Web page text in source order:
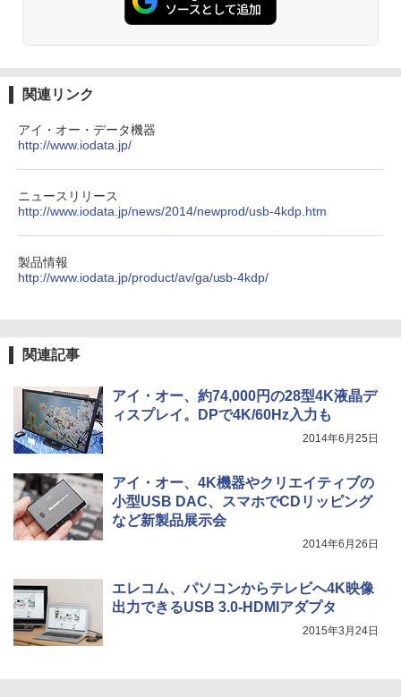
関連リンク
アイ・オー・データ機器
http://www.iodata.jp/
ニュースリリース
http://www.iodata.jp/news/2014/newprod/usb-4kdp.htm
製品情報
http://www.iodata.jp/product/av/ga/usb-4kdp/
関連記事
アイ・オー、約74,000円の28型4K液晶デ
ィスプレイ。DPで4K/60Hz入力も
2014年6月25日
アイ・オー、4K機器やクリエイティブの
小型USB DAC、スマホでCDリッピング
など新製品展示会
2014年6月26日
エレコム、パソコンからテレビへ4K映像
出力できるUSB 3.0-HDMIアダプタ
2015年3月24日